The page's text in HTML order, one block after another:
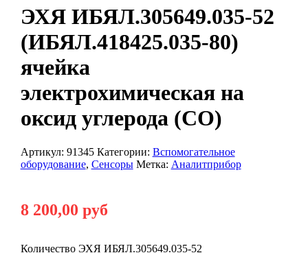
ЭХЯ ИБЯЛ.305649.035-52
(ИБЯЛ.418425.035-80)
ячейка
электрохимическая на
оксид углерода (CO)
Артикул: 91345 Категории: Вспомогательное
оборудование, Сенсоры Метка: Аналитприбор
8 200,00 руб
Количество ЭХЯ ИБЯЛ.305649.035-52